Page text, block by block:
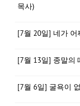
목사)
[7월 20일] 네가
[7월 13일] 종말의
[7월 6일] 굴욕이